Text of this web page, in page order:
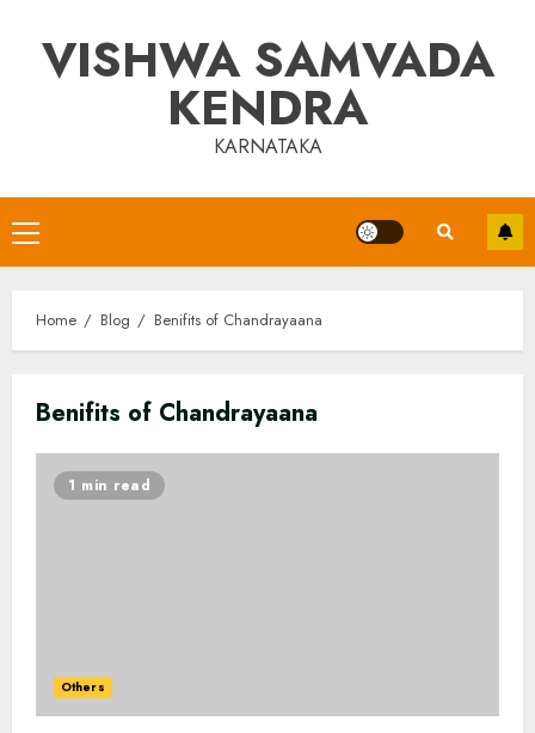
contentVISHWA SAMVADA
KENDRA
KARNATAKA
Primary
Menu
Home Blog Benifits of Chandrayaana
Benifits of Chandrayaana
1 min read
Others